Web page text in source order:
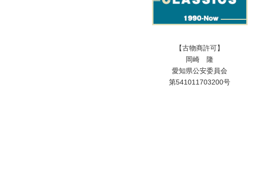
【古物商許可】
岡崎 隆
愛知県公安委員会
第541011703200号